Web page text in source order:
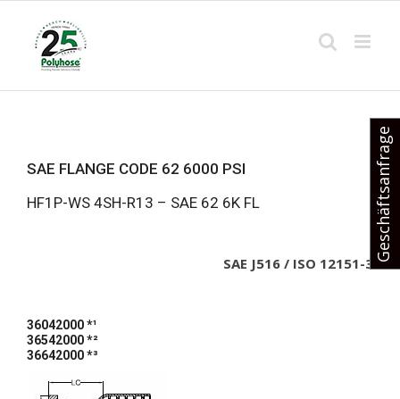
content
SAE FLANGE CODE 62 6000 PSI
HF1P-WS 4SH-R13 – SAE 62 6K FL
SAE J516 / ISO 12151-3
36042000 *¹
36542000 *²
36642000 *³
Geschäftsanfrage